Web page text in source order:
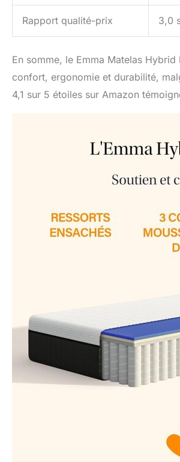
Rapport qualité-prix 3,0
En somme, le Emma Matelas
confort, ergonomie et durabilité,
4,1 sur 5 étoiles sur Amazon